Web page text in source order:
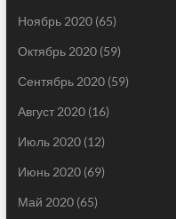
Ноябрь 2020(65)
Октябрь 2020(59)
Сентябрь 2020(59)
Август 2020(16)
Июль 2020(12)
Июнь 2020(69)
Май 2020(65)